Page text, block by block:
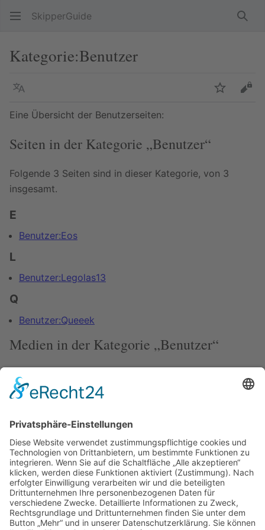
SkipperGuide
Kategorie:Benutzer
Sprache
Eine Übersicht der Benutzerseiten:
Seiten in der Kategorie „Benutzer“
Folgende 3 Seiten sind in dieser Kategorie, von 3
insgesamt.
E
Benutzer:Eos
L
Benutzer:Legolas13
Q
Benutzer:Queeek
Medien in der Kategorie „Benutzer“
RalfHeinemann.jpg
140 × 185; 4 KB